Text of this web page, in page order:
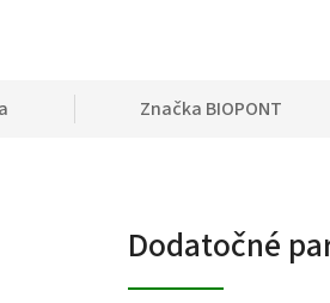
Značka BIOPONT
Dodatočné